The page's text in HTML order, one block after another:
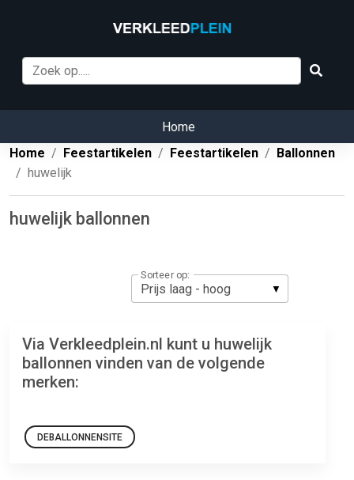
Home
Home
Feestartikelen Feestartikelen
Ballonnen
huwelijk
huwelijk ballonnen
Sorteer op:
Via Verkleedplein.nl kunt u huwelijk
ballonnen vinden van de volgende
merken:
DEBALLONNENSITE